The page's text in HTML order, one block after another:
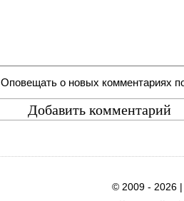
Оповещать о новых комментариях
© 2009 - 2026